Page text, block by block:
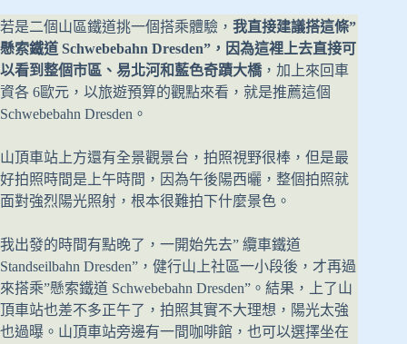
若是二個山區鐵道挑一個搭乘體驗， 我直接建議搭這條”
懸索鐵道 Schwebebahn Dresden”，因為這裡上去直接可
以看到整個市區、易北河和藍色奇蹟大橋 ，加上來回車
資各 6歐元，以旅遊預算的觀點來看，就是推薦這個
Schwebebahn Dresden。
山頂車站上方還有全景觀景台，拍照視野很棒，但是最
好拍照時間是上午時間，因為午後陽西曬，整個拍照就
面對強烈陽光照射，根本很難拍下什麼景色。
我出發的時間有點晚了，一開始先去” 纜車鐵道
Standseilbahn Dresden”，健行山上社區一小段後，才再過
來搭乘”懸索鐵道 Schwebebahn Dresden”。結果，上了山
頂車站也差不多正午了，拍照其實不大理想，陽光太強
也過曝。山頂車站旁邊有一間咖啡館，也可以選擇坐在